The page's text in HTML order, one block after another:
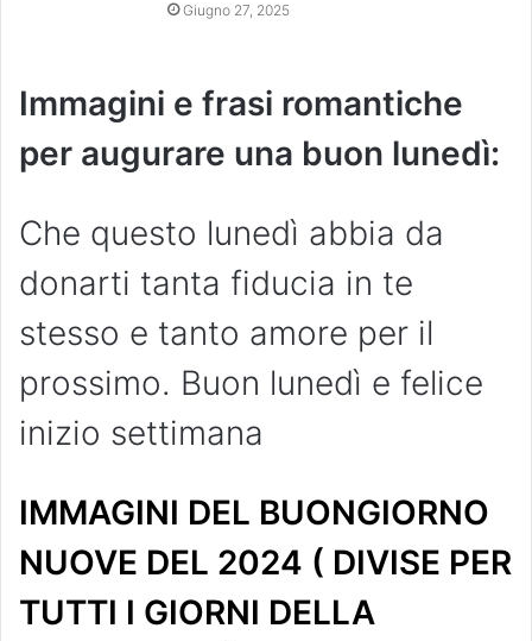
Giugno 27, 2025
Immagini e frasi romantiche
per augurare una buon lunedì:
Che questo lunedì abbia da
donarti tanta fiducia in te
stesso e tanto amore per il
prossimo. Buon lunedì e felice
inizio settimana
IMMAGINI DEL BUONGIORNO
NUOVE DEL 2024 ( DIVISE PER
TUTTI I GIORNI DELLA